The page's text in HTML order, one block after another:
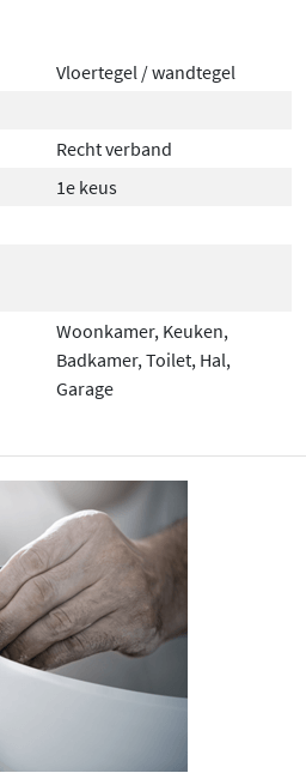
Vloertegel / wandtegel
Recht verband
1e keus
Woonkamer, Keuken,
Badkamer, Toilet, Hal,
Garage